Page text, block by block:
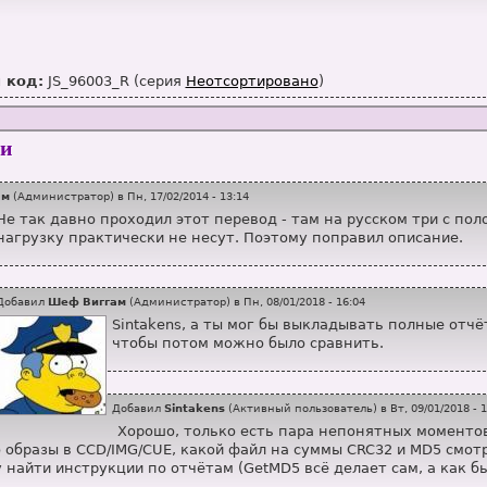
Reading Session 1 of 1... (1 Track, LBA: 0 - 269124)
Reading Track 1 of 1... (MODE2/FORM1/2352, LBA: 0 - 269124)
Exporting Graph Data...
Graph Data File: E:\Downloads\ImgBurn - копия\Graph Data
A.ibg
Export Successfully Completed!
Operation Successfully Completed! - Duration: 00:09:29
Average Read Rate: 1 086 KiB/s (5.5x) - Maximum Read Rate:
: 3d63804194702f8291edbfc13200380d
: a221e249b564f209ec3f48b2081c2fbe
: 9e6c35a4670575cf416234463c4cc270
: 0472f1dc741bc85dc880eb64cb7ceab3
268825   SIZE: 0x25AFC5B0
268334
код: JS_96003_R (серия Неотсортировано)
(Администратор) в Пн, 17/02/2014 - 13:14
так давно проходил этот перевод - там на русском три с
практически не несут. Поэтому поправил описание.
Шеф Виггам (Администратор) в Пн, 08/01/2018 - 16:04
Sintakens, а ты мог бы выкладывать полные
чтобы потом можно было сравнить.
ДобавилSintakens (Активный пользователь) в Вт, 09/01/2018 -
Хорошо, только есть пара непонятных
в CCD/IMG/CUE, какой файл на суммы CRC32 и MD5
найти инструкции по отчётам (GetMD5 всё делает сам, а как